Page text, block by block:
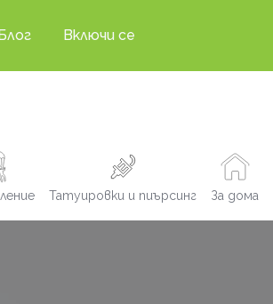
Включи се
Татуировки и пиърсинг За дома